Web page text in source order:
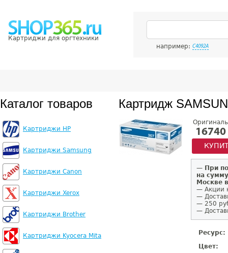
Картриджи для оргтехники
например: C4092A
Каталог товаров
Картриджи HP
Картриджи Samsung
Картриджи Canon
Картриджи Xerox
Картриджи Brother
Картриджи Kyocera Mita
Картридж
16740
— При
на
Москве
— Акции
—
— 250
—
Ресурс:
Цвет: